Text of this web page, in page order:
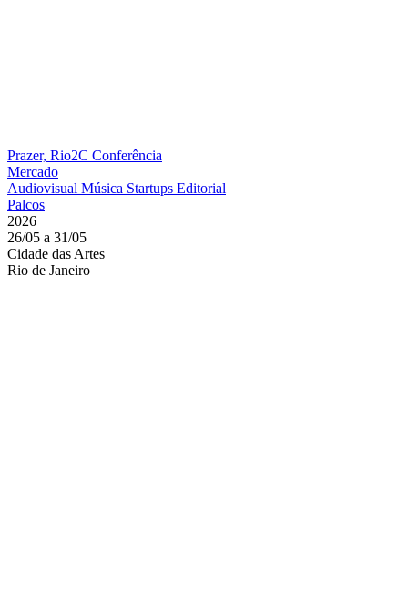
Prazer, Rio2C Conferência
Mercado
Audiovisual Música Startups Editorial
Palcos
2026
26/05 a 31/05
Cidade das Artes
Rio de Janeiro